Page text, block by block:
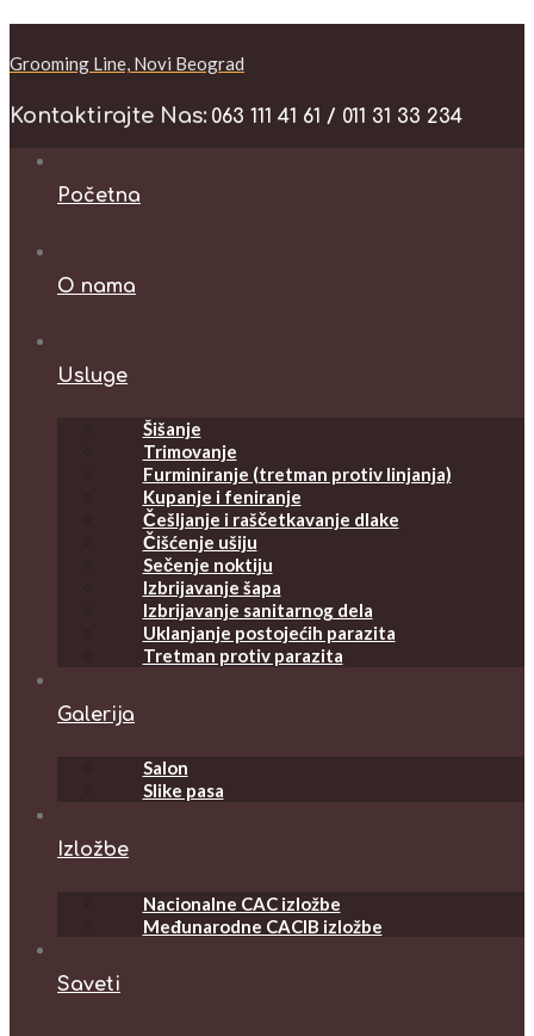
Grooming Line, Novi Beograd
Kontaktirajte Nas: 063 111 41 61 / 011 31 33 234
Početna
O nama
Usluge
Šišanje
Trimovanje
Furminiranje (tretman protiv linjanja)
Kupanje i feniranje
Češljanje i raščetkavanje dlake
Čišćenje ušiju
Sečenje noktiju
Izbrijavanje šapa
Izbrijavanje sanitarnog dela
Uklanjanje postojećih parazita
Tretman protiv parazita
Galerija
Salon
Slike pasa
Izložbe
Nacionalne CAC izložbe
Međunarodne CACIB izložbe
Saveti